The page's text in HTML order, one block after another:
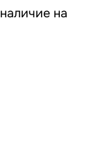
на